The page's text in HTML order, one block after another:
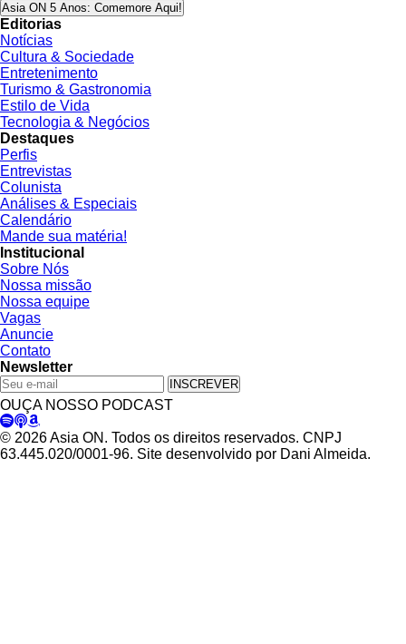
Asia ON 5 Anos: Comemore Aqui!
Editorias
Notícias
Cultura & Sociedade
Entretenimento
Turismo & Gastronomia
Estilo de Vida
Tecnologia & Negócios
Destaques
Perfis
Entrevistas
Colunista
Análises & Especiais
Calendário
Mande sua matéria!
Institucional
Sobre Nós
Nossa missão
Nossa equipe
Vagas
Anuncie
Contato
Newsletter
INSCREVER
OUÇA NOSSO PODCAST
© 2026 Asia ON. Todos os direitos reservados. CNPJ
63.445.020/0001-96. Site desenvolvido por Dani Almeida.